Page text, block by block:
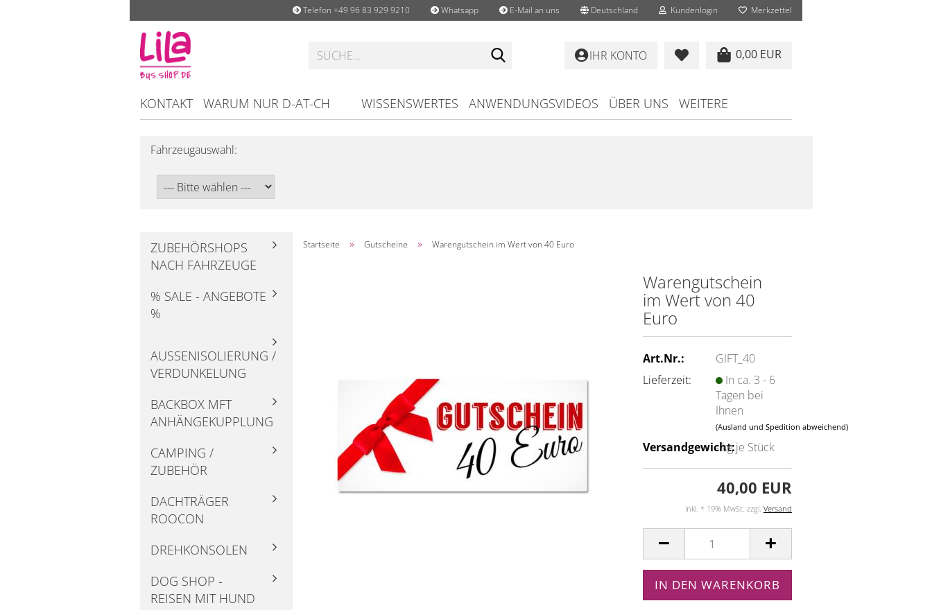
Telefon +49 96 83 929 9210 Whatsapp E-Mail an uns Deutschland Kundenlogin Merkzettel
0,00 EUR
IHR KONTO
KONTAKT WARUM NUR D-AT-CH WISSENSWERTES ANWENDUNGSVIDEOS ÜBER UNS WEITERE
Fahrzeugauswahl:
Startseite » Gutscheine » Warengutschein im Wert von 40 Euro
Warengutschein
im Wert von 40
Euro
Art.Nr.:
GIFT_40
Lieferzeit:
In ca. 3 - 6
Tagen bei
Ihnen
(Ausland und Spedition abweichend)
Versandgewicht:
-kg je Stück
40,00 EUR
inkl. * 19% MwSt. zzgl. Versand
ZUBEHÖRSHOPS
NACH FAHRZEUGE
% SALE - ANGEBOTE
%
AUSSENISOLIERUNG / V
ERDUNKELUNG
BACKBOX MFT
ANHÄNGEKUPPLUNG
CAMPING /
ZUBEHÖR
DACHTRÄGER
ROOCON
DREHKONSOLEN
DOG SHOP -
REISEN MIT HUND